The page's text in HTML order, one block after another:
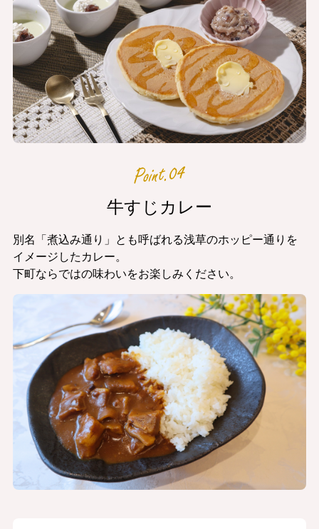
牛すじカレー
別名「煮込み通り」とも呼ばれる浅草のホッピー通りを
イメージしたカレー。
下町ならではの味わいをお楽しみください。